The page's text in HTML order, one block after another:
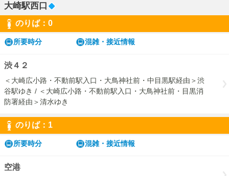
大崎駅西口
のりば： 0
0
所要時分 混雑・接近情報
渋４２
＜大崎広小路・不動前駅入口・大鳥神社前・中目黒駅経由＞渋
谷駅ゆき / ＜大崎広小路・不動前駅入口・大鳥神社前・目黒消
防署経由＞清水ゆき
のりば： 1
1
所要時分 混雑・接近情報
空港